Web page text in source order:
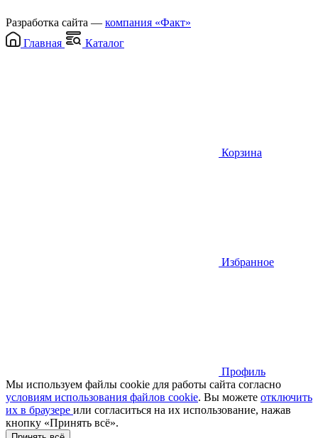
Разработка сайта — компания «Факт»
Главная
Каталог
Корзина
Избранное
Профиль
Мы используем файлы cookie для работы сайта согласно
условиям использования файлов cookie. Вы можете отключить
их в браузере или cогласиться на их использование, нажав
кнопку «Принять всё».